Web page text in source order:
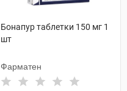
Бонапур таблетки 150 мг 1
шт
Фарматен